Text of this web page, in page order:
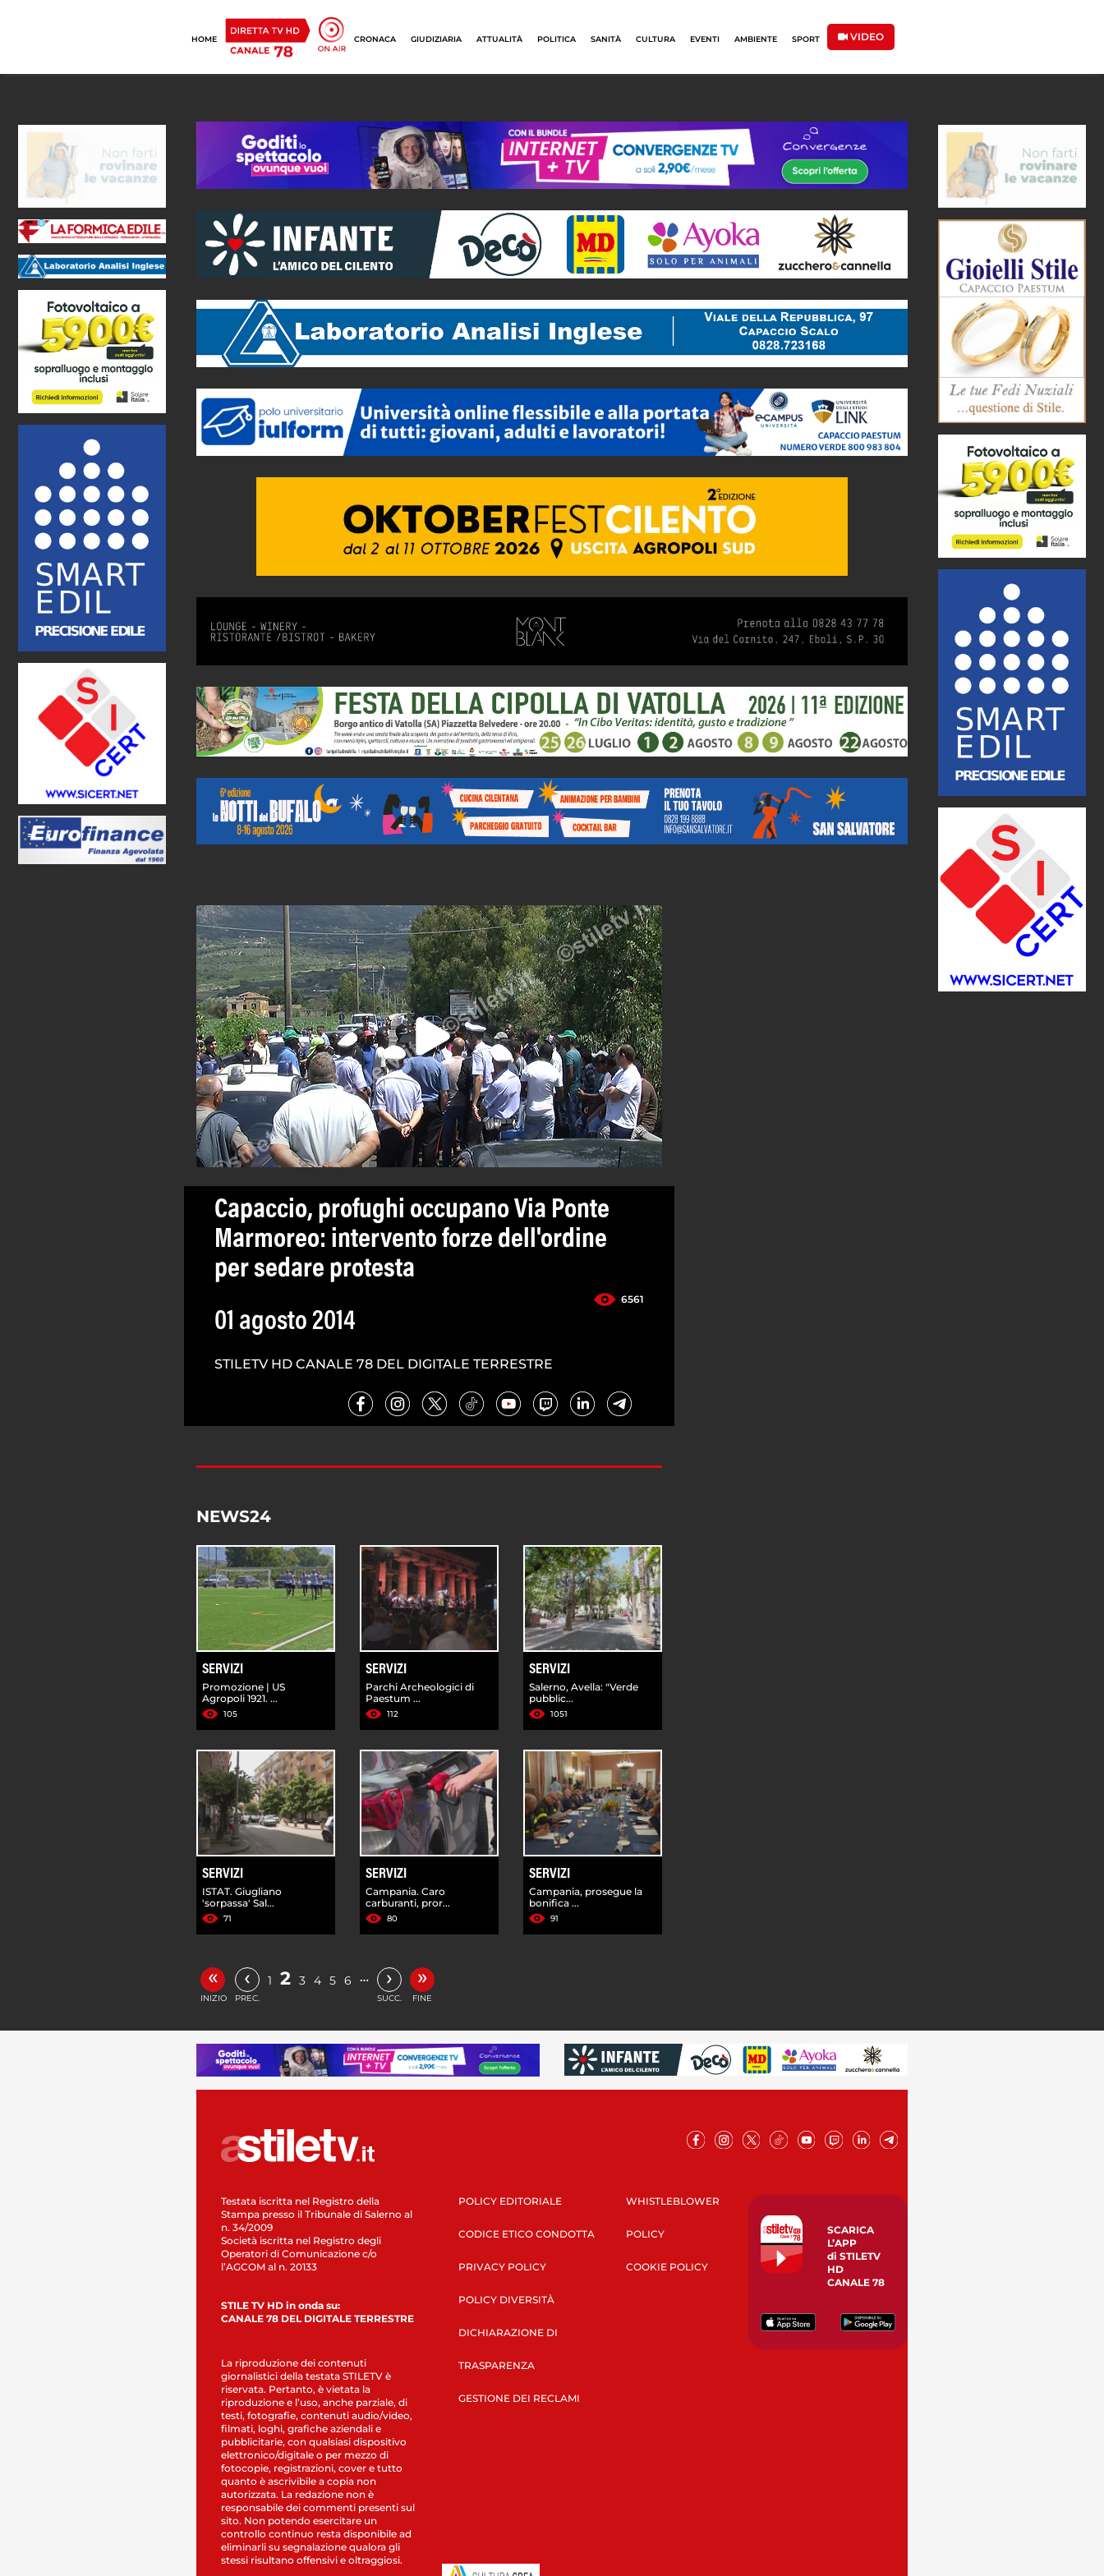
HOME CRONACA GIUDIZIARIA ATTUALITÀ POLITICA SANITÀ CULTURA EVENTI AMBIENTE SPORT VIDEO
Capaccio, profughi occupano Via Ponte
Marmoreo: intervento forze dell'ordine
per sedare protesta
6561
01 agosto 2014
STILETV HD CANALE 78 DEL DIGITALE TERRESTRE
NEWS24
SERVIZI
Promozione | US
Agropoli 1921. ...
105
SERVIZI
Parchi Archeologici di
Paestum ...
112
SERVIZI
Salerno, Avella: "Verde
pubblic...
1051
SERVIZI
ISTAT. Giugliano
'sorpassa' Sal...
71
SERVIZI
Campania. Caro
carburanti, pror...
80
SERVIZI
Campania, prosegue la
bonifica ...
91
«
INIZIO
‹
PREC.
1 2 3 4 5 6 … ›
SUCC.
»
FINE
Testata iscritta nel Registro della
Stampa presso il Tribunale di Salerno al
n. 34/2009
Società iscritta nel Registro degli
Operatori di Comunicazione c/o
l’AGCOM al n. 20133
STILE TV HD in onda su:
CANALE 78 DEL DIGITALE TERRESTRE
La riproduzione dei contenuti
giornalistici della testata STILETV è
riservata. Pertanto, è vietata la
riproduzione e l’uso, anche parziale, di
testi, fotografie, contenuti audio/video,
filmati, loghi, grafiche aziendali e
pubblicitarie, con qualsiasi dispositivo
elettronico/digitale o per mezzo di
fotocopie, registrazioni, cover e tutto
quanto è ascrivibile a copia non
autorizzata. La redazione non è
responsabile dei commenti presenti sul
sito. Non potendo esercitare un
controllo continuo resta disponibile ad
eliminarli su segnalazione qualora gli
stessi risultano offensivi e oltraggiosi.
POLICY EDITORIALE
CODICE ETICO CONDOTTA
PRIVACY POLICY
POLICY DIVERSITÀ
DICHIARAZIONE DI
TRASPARENZA
GESTIONE DEI RECLAMI
WHISTLEBLOWER
POLICY
COOKIE POLICY
SCARICA
L’APP
di STILETV
HD
CANALE 78